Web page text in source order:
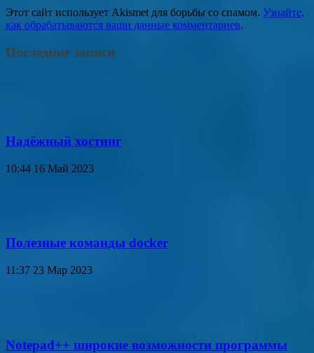
Этот сайт использует Akismet для борьбы со спамом. Узнайте,
как обрабатываются ваши данные комментариев.
Последние записи
Надёжный хостинг
10:44 16 Май 2023
Полезные команды docker
11:37 23 Мар 2023
Notepad++ широкие возможности программы